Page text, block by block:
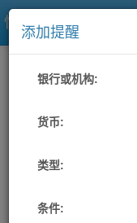
快易理财网
一站式汇率 工具
各大银
机构 提
添加提醒
银行或机构:
货币:
类型:
条件: